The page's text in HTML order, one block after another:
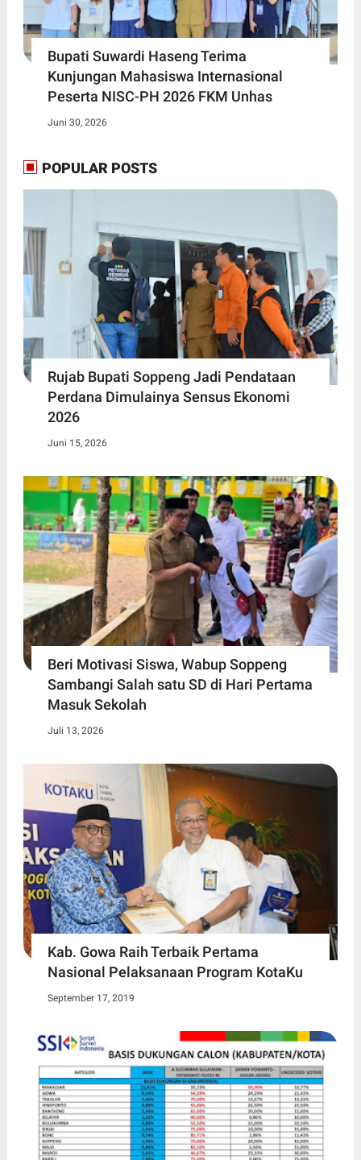
Bupati Suwardi Haseng Terima
Kunjungan Mahasiswa Internasional
Peserta NISC-PH 2026 FKM Unhas
Juni 30, 2026
POPULAR POSTS
Rujab Bupati Soppeng Jadi Pendataan
Perdana Dimulainya Sensus Ekonomi
2026
Juni 15, 2026
Beri Motivasi Siswa, Wabup Soppeng
Sambangi Salah satu SD di Hari Pertama
Masuk Sekolah
Juli 13, 2026
Kab. Gowa Raih Terbaik Pertama
Nasional Pelaksanaan Program KotaKu
September 17, 2019